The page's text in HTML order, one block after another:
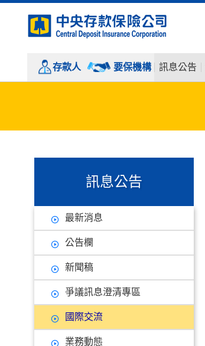
存款人 要保機構 訊息公告
訊息公告
最新消息
公告欄
新聞稿
爭議訊息澄清專區
國際交流
業務動態